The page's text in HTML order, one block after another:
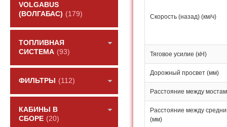
VOLGABUS
(ВОЛГАБАС) (179)
ТОПЛИВНАЯ
СИСТЕМА (93)
ФИЛЬТРЫ (112)
КАБИНЫ В
СБОРЕ (20)
Скорость (назад) (км/ч)
Тяговое усилие (кН)
Дорожный просвет (мм)
Расстояние между
Расстояние между
(мм)